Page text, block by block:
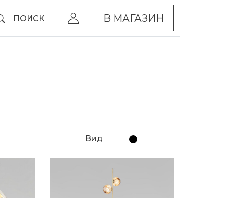
ПОИСК В МАГАЗИН
Вид